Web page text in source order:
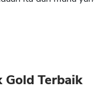
Gold Terbaik